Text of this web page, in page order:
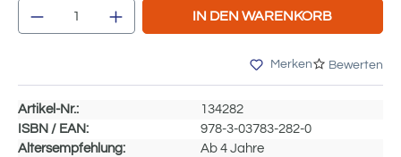
Produkt Anzahl: Gib den gewünschten
IN DEN WARENKORB
Merken Bewerten
Artikel-Nr.:
134282
ISBN / EAN:
978-3-03783-282-0
Altersempfehlung:
Ab 4 Jahre